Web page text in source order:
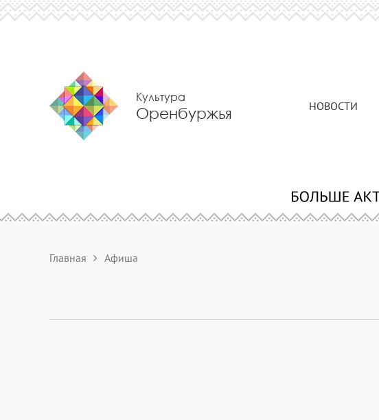
Культура
Оренбуржья НОВОСТИ
Главная Афиша